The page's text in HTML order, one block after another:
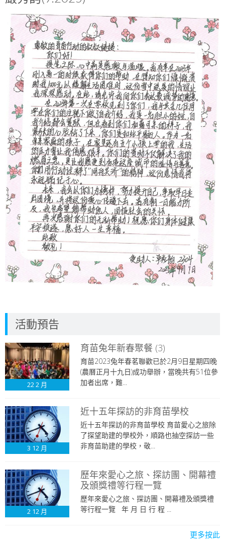
活動預告
222 月
育苗兔年新春聚餐 (3)
育苗2023兔年春茗聯歡已於2月9日星期四晚
(農曆正月十九日)成功舉辦，當晚共有51位參
加者出席，難...
3 12 月
近十五年探訪的非育苗學校
近十五年探訪的非育苗學校 育苗愛心之旅除
了探望助建的學校外，順路也抽空探訪一些
非育苗助建的學校，敬...
2 12 月
歷年來愛心之旅、探訪團、開幕禮
及頒獎禮等行程一覽
歷年來愛心之旅、探訪團、開幕禮及頒獎禮
等行程一覽 年 月 日 行 程 ...
更多按此